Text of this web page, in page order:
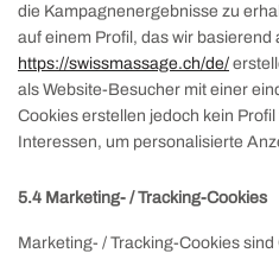
die Kampagnenergebnisse zu
auf einem Profil, das wir basierend
https://swissmassage.ch/de/
als Website-Besucher mit einer
Cookies erstellen jedoch kein
Interessen, um personalisierte
5.4 Marketing- / Tracking-Cookies
Marketing- / Tracking-Cookies